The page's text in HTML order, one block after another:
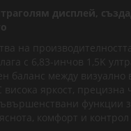
дисплей,
на
с 6,83-инчов 1,5K
баланс между визуално
яркост, прецизна
функции
комфорт и